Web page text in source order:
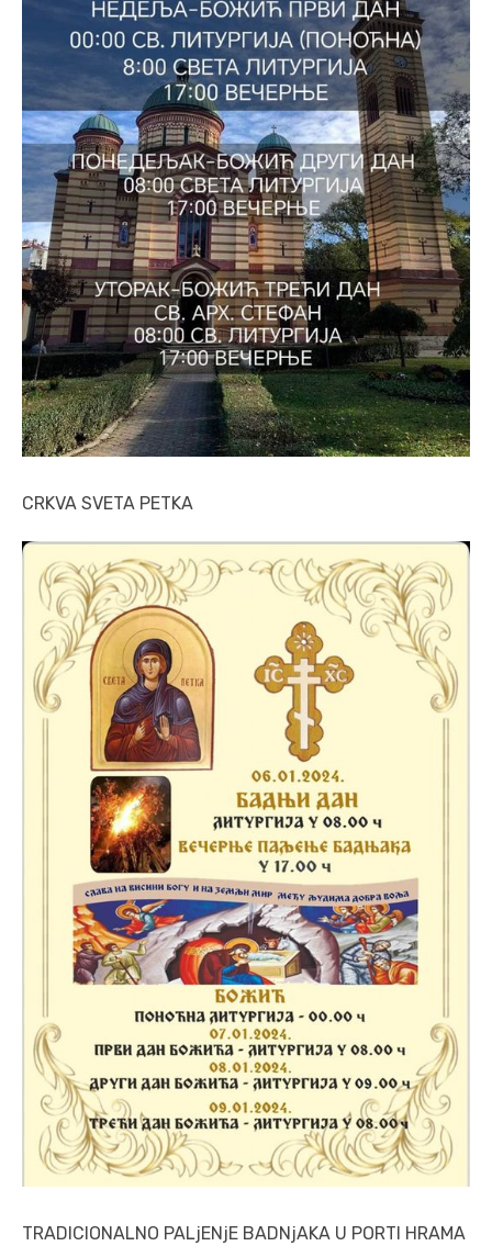
CRKVA SVETA PETKA
TRADICIONALNO PALjENjE BADNjAKA U PORTI HRAMA